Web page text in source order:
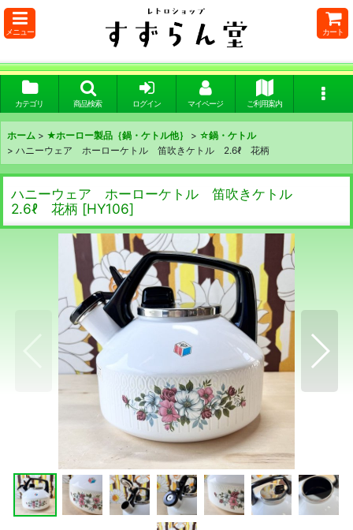
メニュー カート
カテゴリ 商品検索 ログイン マイページ ご利用案内
ホーム > ★ホーロー製品｛鍋・ケトル他｝ > ☆鍋・ケトル
> ハニーウェア ホーローケトル 笛吹きケトル 2.6ℓ 花柄
ハニーウェア ホーローケトル 笛吹きケトル
2.6ℓ 花柄 [HY106]